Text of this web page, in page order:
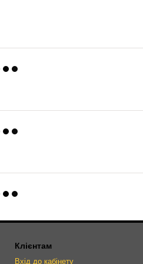
Клієнтам
Вхід до кабінету